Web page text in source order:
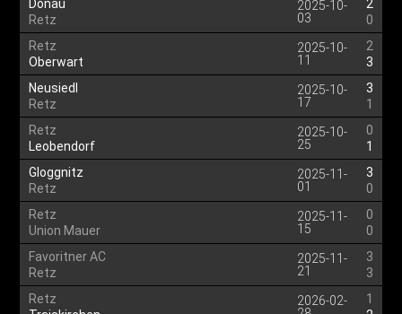
Donau
Retz
2025-10-
03
2
0
Retz
Oberwart
2025-10-
11
2
3
Neusiedl
Retz
2025-10-
17
3
1
Retz
Leobendorf
2025-10-
25
0
1
Gloggnitz
Retz
2025-11-
01
3
0
Retz
Union Mauer
2025-11-
15
0
0
Favoritner AC
Retz
2025-11-
21
3
3
Retz
2026-02-
1